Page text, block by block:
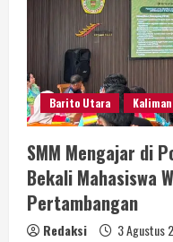
Barito Utara
SMM Mengajar di
Bekali Mahasiswa
Pertambangan
Redaksi 3 Agustus